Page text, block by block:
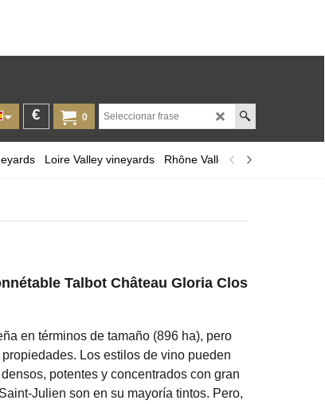
0
€
Loire Valley vineyards Rhône Valley Provence and
Talbot Château Gloria Clos
en términos de tamaño (896 ha), pero
Los estilos de vino pueden
potentes y concentrados con gran
Julien son en su mayoría tintos. Pero,